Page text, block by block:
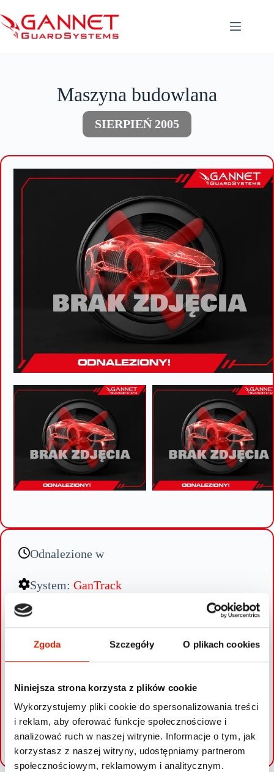
Zgoda Szczegóły O plikach cookies
Niniejsza strona korzysta z plików cookie
Wykorzystujemy pliki cookie do spersonalizowania treści
i reklam, aby oferować funkcje społecznościowe i
analizować ruch w naszej witrynie. Informacje o tym, jak
korzystasz z naszej witryny, udostępniamy partnerom
społecznościowym, reklamowym i analitycznym.
do
treści
Maszyna budowlana
SIERPIEŃ 2005
Odnalezione w
System: GanTrack
Włącznie z poniedziałkiem maszyna była używana. Następnego
dnia rano okazało się, iż maszyna została skradziona. Guard
Systems otrzymał zgłoszenie kradzieży i rozpoczęła się operacja
poszukiwania obiektu. Urządzenie zostało odnalezione na
parkingu. Tego samego dnia maszyna została zwrócona
SPRAWDŹ SWOJE AUTO